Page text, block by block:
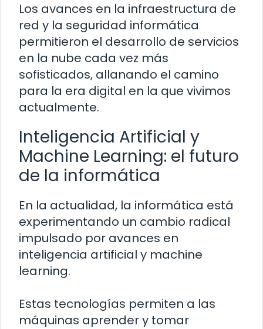
Los avances en la infraestructura de
red y la seguridad informática
permitieron el desarrollo de servicios
en la nube cada vez más
sofisticados, allanando el camino
para la era digital en la que vivimos
actualmente.
Inteligencia Artificial y
Machine Learning: el futuro
de la informática
En la actualidad, la informática está
experimentando un cambio radical
impulsado por avances en
inteligencia artificial y machine
learning.
Estas tecnologías permiten a las
máquinas aprender y tomar